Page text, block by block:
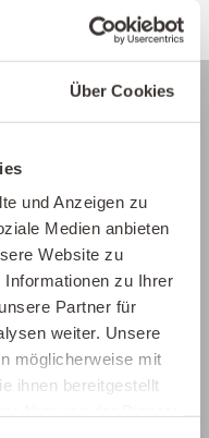
Über Cookies
und Anzeigen zu
Medien anbieten
Website zu
zu Ihrer
Partner für
weiter. Unsere
möglicherweise mit
ihnen bereitgestellt
sich mit der
und ihrer
sich Gebäude,
Mensch und
und